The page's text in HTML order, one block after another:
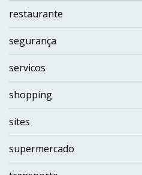
restaurante
segurança
servicos
shopping
sites
supermercado